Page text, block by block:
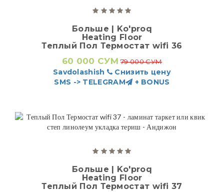
Больше | Ko'proq
Heating Floor
Теплый Пол Термостат wifi 36
60 000 СУМ 79 000 СУМ
Savdolashish
Снизить цену
SMS -> TELEGRAM
+ BONUS
Больше | Ko'proq
Heating Floor
Теплый Пол Термостат wifi 37